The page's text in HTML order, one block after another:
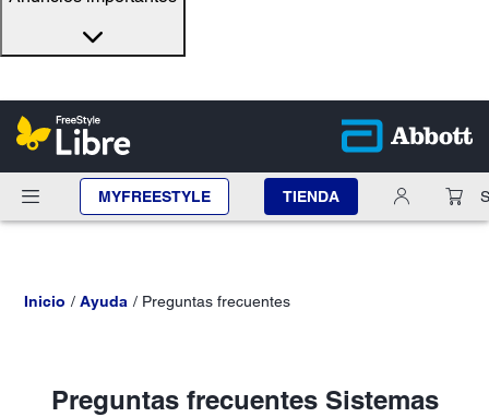
MYFREESTYLE TIENDA
Inicio Ayuda Preguntas frecuentes
Preguntas frecuentes Sistemas